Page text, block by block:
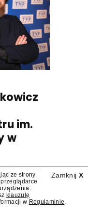
im.
w
Telewizji
obejmie
Juliusza
się
Zamknij X
ze strony
klauzulę
w Regulaminie.